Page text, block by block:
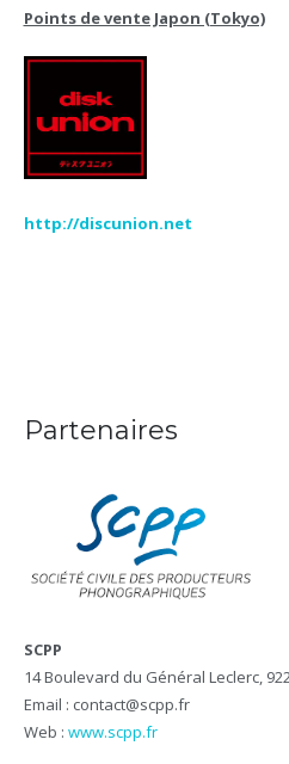
Points de vente Japon (Tokyo)
http://discunion.net
Partenaires
SCPP
14 Boulevard du Général Leclerc,
Email : contact@scpp.fr
Web : www.scpp.fr